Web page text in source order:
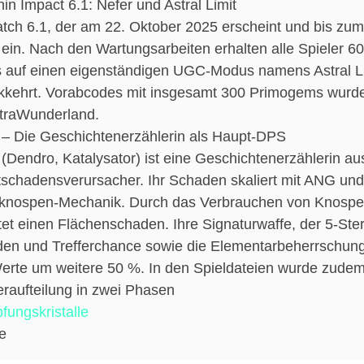
Impact 6.1: Nefer und Astral Limit
6.1, der am 22. Oktober 2025 erscheint und bis
Nach den Wartungsarbeiten erhalten alle Spieler
auf einen eigenständigen UGC-Modus namens Astral
Vorabcodes mit insgesamt 300 Primogems
Die Geschichtenerzählerin als Haupt-DPS
Katalysator) ist eine Geschichtenerzählerin
Ihr Schaden skaliert mit ANG
Mechanik. Durch das Verbrauchen von
einen Flächenschaden. Ihre Signaturwaffe, der 5-
und Trefferchance sowie die
um weitere 50 %. In den Spieldateien wurde
in zwei Phasen